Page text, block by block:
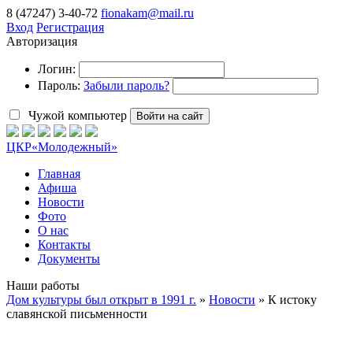
8 (47247) 3-40-72 fionakam@mail.ru
Вход Регистрация
Авторизация
Логин:
Пароль: Забыли пароль?
Чужой компьютер Войти на сайт
ЦКР«Молодежный»
Главная
Афиша
Новости
Фото
О нас
Контакты
Документы
Наши работы
Дом культуры был открыт в 1991 г. » Новости » К истоку
славянской письменности